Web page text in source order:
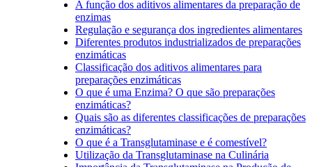
A função dos aditivos alimentares da preparação de
enzimas
Regulação e segurança dos ingredientes alimentares
Diferentes produtos industrializados de preparações
enzimáticas
Classificação dos aditivos alimentares para
preparações enzimáticas
O que é uma Enzima? O que são preparações
enzimáticas?
Quais são as diferentes classificações de preparações
enzimáticas?
O que é a Transglutaminase e é comestível?
Utilização da Transglutaminase na Culinária